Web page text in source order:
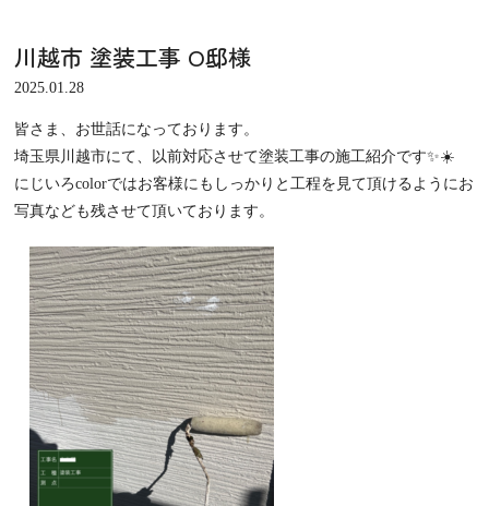
川越市 塗装工事 O邸様
2025.01.28
皆さま、お世話になっております。
埼玉県川越市にて、以前対応させて塗装工事の施工紹介です✨☀️
にじいろcolorではお客様にもしっかりと工程を見て頂けるようにお
写真なども残させて頂いております。